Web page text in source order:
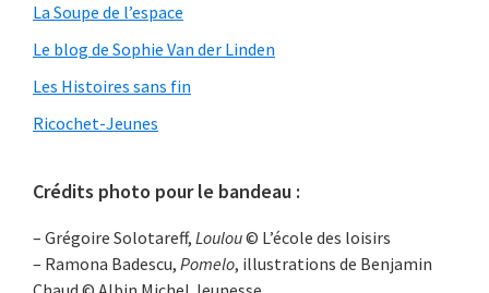
La Soupe de l’espace
Le blog de Sophie Van der Linden
Les Histoires sans fin
Ricochet-Jeunes
Crédits photo pour le bandeau :
– Grégoire Solotareff, Loulou© L’école des loisirs
– Ramona Badescu, Pomelo, illustrations de Benjamin